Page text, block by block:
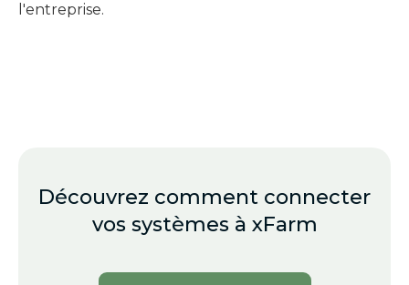
l'entreprise.
Découvrez comment connecter
vos systèmes à xFarm